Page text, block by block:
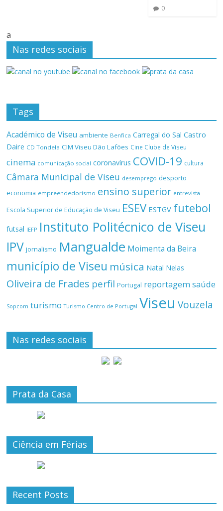
0
a
Nas redes sociais
Tags
Académico de Viseu ambiente Benfica Carregal do Sal Castro
Daire CD Tondela CIM Viseu Dão Lafões Cine Clube de Viseu
cinema comunicação social coronavírus COVID-19 cultura
Câmara Municipal de Viseu desemprego desporto
economia empreendedorismo ensino superior entrevista
Escola Superior de Educação de Viseu ESEV ESTGV futebol
futsal IEFP Instituto Politécnico de Viseu
IPV jornalismo Mangualde Moimenta da Beira
município de Viseu música Natal Nelas
Oliveira de Frades perfil Portugal reportagemsaúde
Sopcom turismo Turismo Centro de Portugal Viseu Vouzela
Nas redes sociais
Prata da Casa
Ciência em Férias
Recent Posts